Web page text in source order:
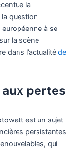
la
question
à se
la scène
dans l’actualité de
aux pertes
est un sujet
persistantes
qui